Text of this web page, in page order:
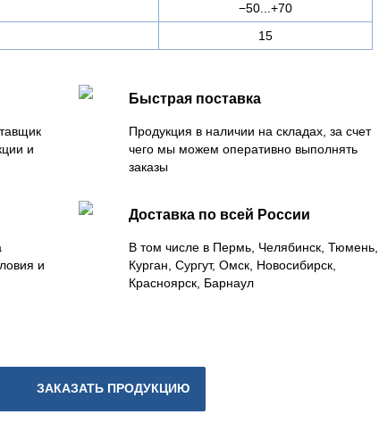
−50...+70
15
и
Быстрая поставка
Продукция в наличии на складах, за счет
чего мы можем оперативно выполнять
заказы
и
Доставка по всей России
В том числе в Пермь, Челябинск, Тюмень,
Курган, Сургут, Омск, Новосибирск,
Красноярск, Барнаул
ЗАКАЗАТЬ ПРОДУКЦИЮ